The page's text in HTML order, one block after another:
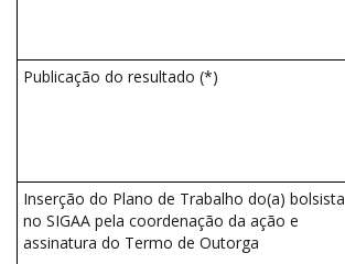
Publicação do resultado (*)
Inserção do Plano de Trabalho do(a) bolsista
no SIGAA pela coordenação da ação e
assinatura do Termo de Outorga